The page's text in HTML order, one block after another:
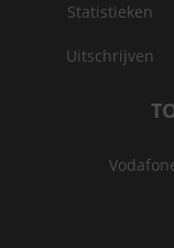
Statistieken
Uitschrijven